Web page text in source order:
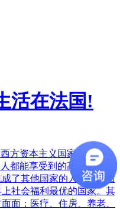
活在法国!
方资本主义国家，这
都能享受到的高福利和多
了其他国家的人争先恐后
社会福利最优的国家。其
面：医疗、住房、养老、